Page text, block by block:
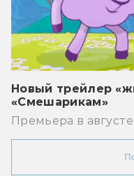
Новый трейлер
«Смешарикам»
Премьера в